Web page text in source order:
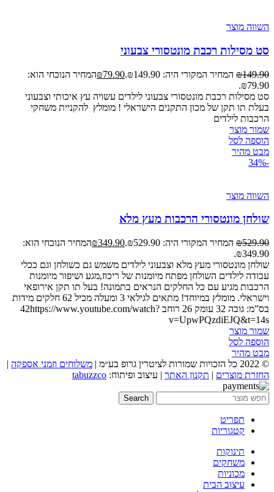
השווה מוצר
סט מסילות רכבת מונטסורי צבעוני
₪149.90 המחיר המקורי היה: ₪149.90. ₪79.90
המחיר הנוכחי הוא:
₪79.90.
סט מסילות רכבת מונטסורי צבעוני לילדים עשויה עץ איכותי וצבעוני
בעלת תו תקן של מכון התקנים הישראלי ! מומלץ להקניית משחקי
הרכבות לילדים
שמור מוצר
הוספה לסל
מבט מהיר
-34%
השווה מוצר
שולחן מונטסורי הרכבות מעץ מלא
₪529.90 המחיר המקורי היה: ₪529.90. ₪349.90
המחיר הנוכחי הוא:
₪349.90.
שולחן מונטסורי מעץ מלא וצבעוני לילדים משמש גם כשולחן וגם ככלי
עבודה לילדים השולחן מפתח מיומנות של ריכוז,מגע ושיפור מיומנות
הרכבות מגיע עם כל החלקים הנראים בתמונה! בעל תו תקן אירופאי
וישראלי. מומלץ במיוחד! מתאים לגילאי 3 ומעלה מכיל 62 חלקים מידות
בס”מ: גובה 32 עומק 26 רוחב 42https://www.youtube.com/watch?
v=UpwPQzdiEJQ&t=14s
שמור מוצר
הוספה לסל
מבט מהיר
© 2022 כל הזכויות שמורות לציטרין גרופ בע״מ |
משלוחים וזמני אספקה |
החזרת מוצרים | תקנון האתר | עיצוב ופיתוח: tabuzzco
Search
תפריט
קטגוריות
תינוקות
משחקים
מכוניות
עיצוב הבית